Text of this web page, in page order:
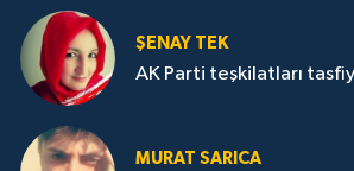
ŞENAY TEK
AK Parti teşkilatları
MURAT SARICA